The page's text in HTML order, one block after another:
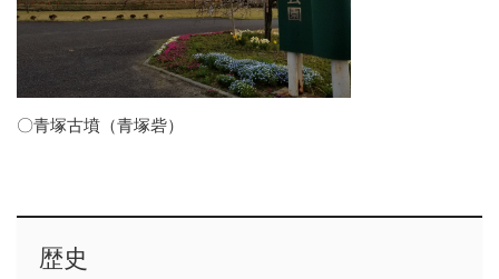
〇青塚古墳（青塚砦）
歴史